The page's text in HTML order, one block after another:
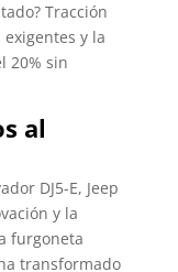
Tracción
y la
20% sin
al
DJ5-E, Jeep
y la
furgoneta
transformado